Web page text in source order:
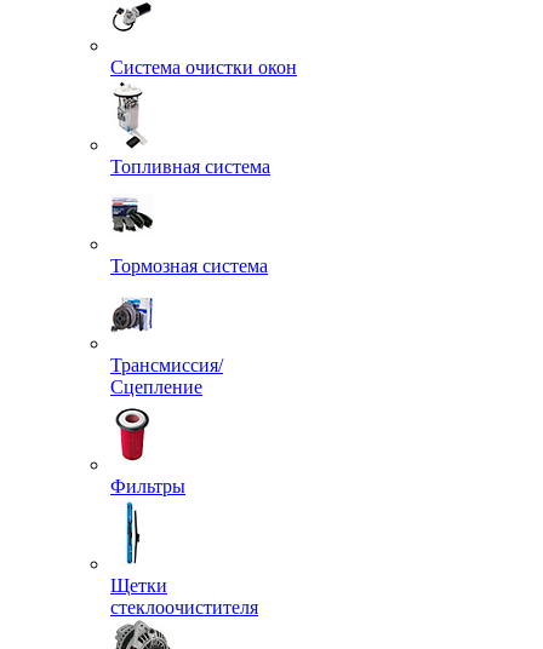
Система очистки окон
Топливная система
Тормозная система
Трансмиссия/
Сцепление
Фильтры
Щетки
стеклоочистителя